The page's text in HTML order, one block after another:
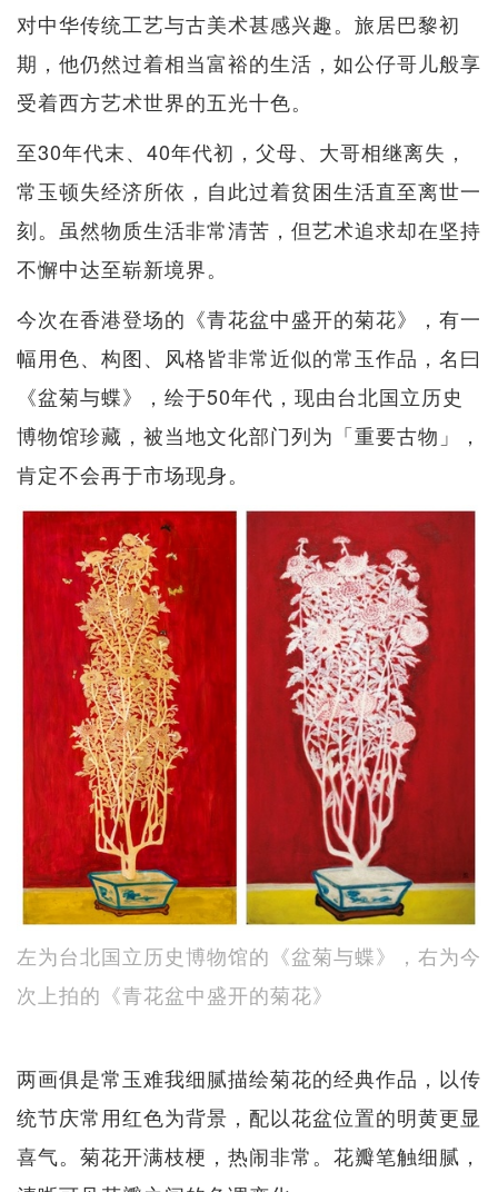
对中华传统工艺与古美术甚感兴趣。旅居巴黎初
期，他仍然过着相当富裕的生活，如公仔哥儿般享
受着西方艺术世界的五光十色。
至30年代末、40年代初，父母、大哥相继离失，
常玉顿失经济所依，自此过着贫困生活直至离世一
刻。虽然物质生活非常清苦，但艺术追求却在坚持
不懈中​​达至崭新境界。
今次在香港登场的《青花盆中盛开的菊花》，有一
幅用色、构图、风格皆非常近似的常玉作品，名曰
《盆菊与蝶》，绘于50年代，现由台北国立历史
博物馆珍藏，被当地文化部门列为「重要古物」，
肯定不会再于市场现身。
左为台北国立历史博物馆的《盆菊与蝶》，右为今
次上拍的《青花盆中盛开的菊花》
两画俱是常玉难我细腻描绘菊花的经典作品，以传
统节庆常用红色为背景，配以花盆位置的明黄更显
喜气。菊花开满枝梗，热闹非常。花瓣笔触细腻，